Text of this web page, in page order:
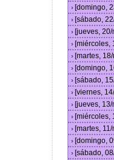
› [domingo,
› [sábado,
› [jueves,
› [miércoles,
› [martes,
› [domingo,
› [sábado,
› [viernes,
› [jueves,
› [miércoles,
› [martes,
› [domingo,
› [sábado,